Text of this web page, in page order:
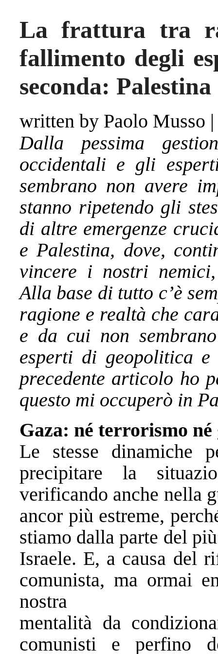
La frattura tra
fallimento degli
seconda: Palestina
written by Paolo Musso
Dalla pessima
occidentali e gli
sembrano non avere
stanno ripetendo gli
di altre emergenze
e Palestina, dove,
vincere i nostri nemici,
Alla base di tutto c’è
ragione e realtà che
e da cui non
esperti di geopolitica
precedente articolo ho
questo mi occuperò in
Gaza: né terrorismo
Le stesse dinamiche
precipitare la
verificando anche nella
ancor più estreme,
stiamo dalla parte del
Israele. E, a causa del
comunista, ma ormai
nostra
mentalità da
comunisti e perfino